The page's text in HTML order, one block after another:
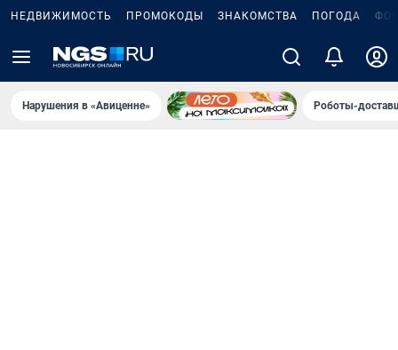
НЕДВИЖИМОСТЬ ПРОМОКОДЫ ЗНАКОМСТВА ПОГОДА
Нарушения в «Авиценне» Роботы-